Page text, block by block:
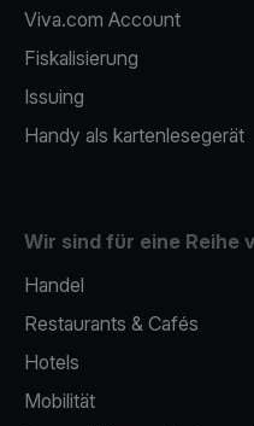
Viva.com Account
Fiskalisierung
Issuing
Handy als kartenlesegerät
Wir sind für eine Reihe
Handel
Restaurants & Cafés
Hotels
Mobilität